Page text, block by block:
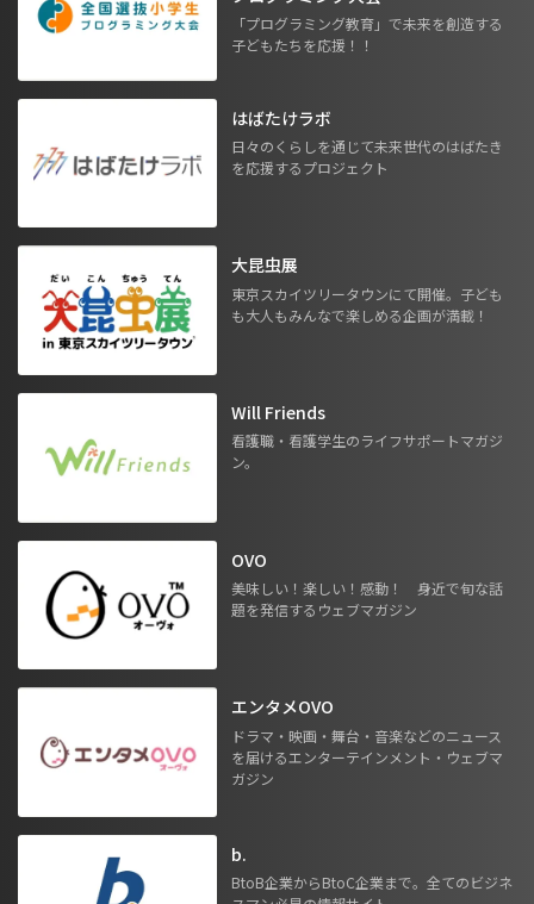
「プログラミング教育」で未来を創造する
子どもたちを応援！！
はばたけラボ
日々のくらしを通じて未来世代のはばたき
を応援するプロジェクト
大昆虫展
東京スカイツリータウンにて開催。子ども
も大人もみんなで楽しめる企画が満載！
Will Friends
看護職・看護学生のライフサポートマガジ
ン。
OVO
美味しい！楽しい！感動！ 身近で旬な話
題を発信するウェブマガジン
エンタメOVO
ドラマ・映画・舞台・音楽などのニュース
を届けるエンターテインメント・ウェブマ
ガジン
b.
BtoB企業からBtoC企業まで。全てのビジネ